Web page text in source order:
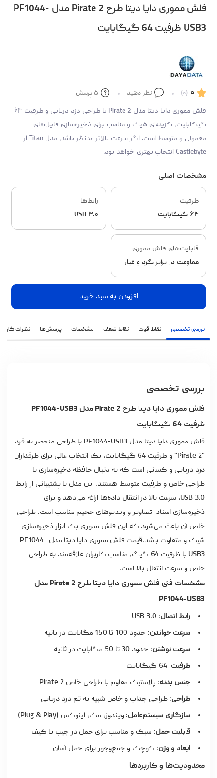
فلش مموری دایا دیتا طرح Pirate 2 مدل PF1044-
USB3 ظرفیت 64 گیگابایت
۰ (۰) نظر دهید ۵ پرسش
فلش مموری دایا دیتا مدل Pirate 2 با طراحی دزد دریایی و ظرفیت ۶۴
گیگابایت، گزینه‌ای شیک و مناسب برای ذخیره‌سازی فایل‌های
معمولی و متوسط است. اگر سرعت بالاتر مدنظر باشد، مدل Titan از
Castlebyte انتخاب بهتری خواهد بود.
مشخصات اصلی
ظرفیت
۶۴ گیگابایت
رابط‌ها
USB ۳.۰
قابلیت‌های فلش مموری
مقاومت در برابر گرد و غبار
افزودن به سبد خرید
بررسی تخصصی نقاط قوت نقاط ضعف مشخصات پرسش‌ها نظرات
بررسی تخصصی
فلش مموری دایا دیتا طرح Pirate 2 مدل PF1044-USB3
ظرفیت 64 گیگابایت
فلش مموری دایا دیتا
مدل PF1044-USB3 با طراحی منحصر به فرد
"Pirate 2" و ظرفیت 64 گیگابایت، یک انتخاب عالی برای طرفداران
دزد دریایی و کسانی است که به دنبال حافظه ذخیره‌سازی با
طراحی خاص و ظرفیت متوسط هستند. این مدل با پشتیبانی از رابط
USB 3.0، سرعت بالا در انتقال داده‌ها ارائه می‌دهد و برای
ذخیره‌سازی اسناد، تصاویر و ویدیوهای حجیم مناسب است. طراحی
خاص آن باعث می‌شود که این فلش مموری یک ابزار ذخیره‌سازی
شیک و متفاوت باشد.قیمت فلش مموری دایا دیتا
مدل PF1044-
USB3 با ظرفیت 64 گیگ، مناسب کاربران علاقه‌مند به طراحی
خاص و سرعت انتقال بالا است.
مشخصات فنی فلش مموری دایا دیتا طرح Pirate 2 مدل
PF1044-USB3
رابط اتصال: USB 3.0
سرعت خواندن: حدود 100 تا 150 مگابایت در ثانیه
سرعت نوشتن: حدود 30 تا 50 مگابایت در ثانیه
ظرفیت: 64 گیگابایت
جنس بدنه: پلاستیک مقاوم با طراحی خاص Pirate 2
طراحی: طراحی جذاب و خاص شبیه به تم دزد دریایی
سازگاری سیستم‌عامل: ویندوز، مک، لینوکس (Plug & Play)
قابلیت حمل: سبک و مناسب برای حمل در جیب یا کیف
ابعاد و وزن: کوچک و جمع‌وجور برای حمل آسان
محدودیت‌ها و کاربردها